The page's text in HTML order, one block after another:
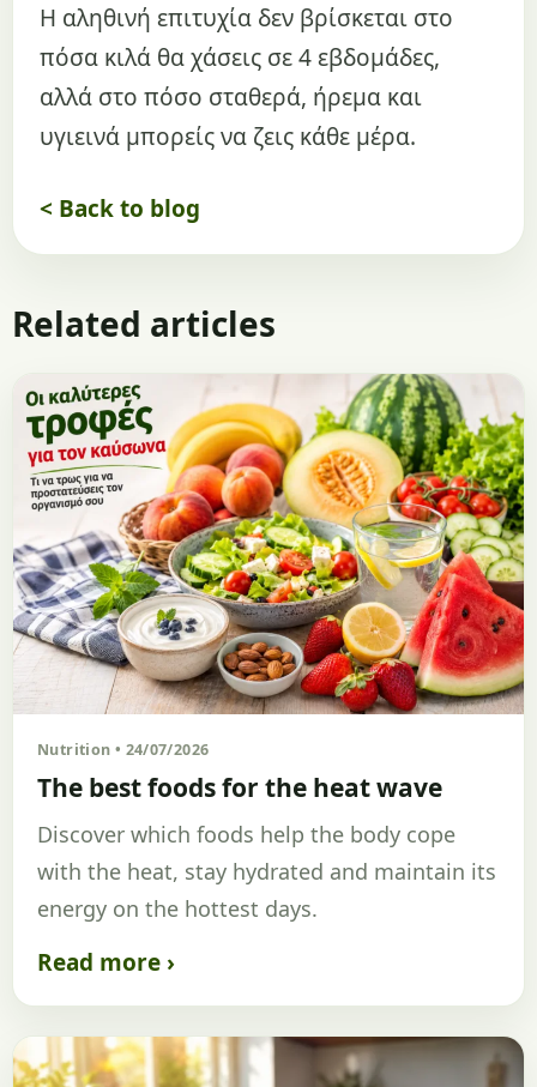
Η αληθινή επιτυχία δεν βρίσκεται στο
πόσα κιλά θα χάσεις σε 4 εβδομάδες,
αλλά στο πόσο σταθερά, ήρεμα και
υγιεινά μπορείς να ζεις κάθε μέρα.
< Back to blog
Related articles
Nutrition • 24/07/2026
The best foods for the heat wave
Discover which foods help the body cope
with the heat, stay hydrated and maintain its
energy on the hottest days.
Read more ›